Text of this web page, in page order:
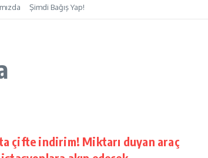
Şimdi Bağış Yap!
çifte indirim! Miktarı duyan araç